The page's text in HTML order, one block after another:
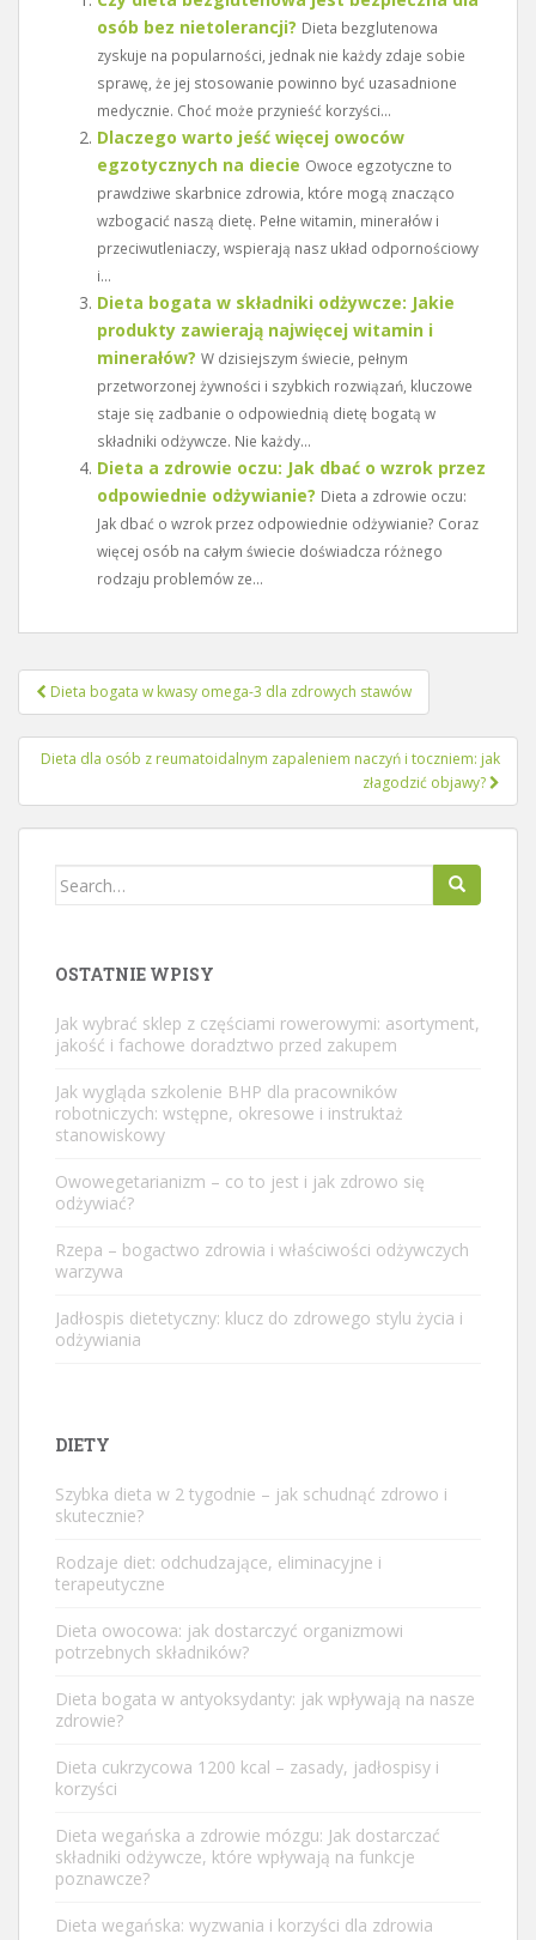
osób bez nietolerancji? Dieta bezglutenowa
zyskuje na popularności, jednak nie każdy zdaje sobie
sprawę, że jej stosowanie powinno być uzasadnione
medycznie. Choć może przynieść korzyści...
Dlaczego warto jeść więcej owoców
egzotycznych na diecie Owoce egzotyczne to
prawdziwe skarbnice zdrowia, które mogą znacząco
wzbogacić naszą dietę. Pełne witamin, minerałów i
przeciwutleniaczy, wspierają nasz układ odpornościowy
i...
Dieta bogata w składniki odżywcze: Jakie
produkty zawierają najwięcej witamin i
minerałów? W dzisiejszym świecie, pełnym
przetworzonej żywności i szybkich rozwiązań, kluczowe
staje się zadbanie o odpowiednią dietę bogatą w
składniki odżywcze. Nie każdy...
Dieta a zdrowie oczu: Jak dbać o wzrok przez
odpowiednie odżywianie? Dieta a zdrowie oczu:
Jak dbać o wzrok przez odpowiednie odżywianie? Coraz
więcej osób na całym świecie doświadcza różnego
rodzaju problemów ze...
Nawigacja
wpisu
Dieta bogata w kwasy omega-3 dla zdrowych stawów
Dieta dla osób z reumatoidalnym zapaleniem naczyń i toczniem: jak
złagodzić objawy?
Search
OSTATNIE WPISY
Jak wybrać sklep z częściami rowerowymi: asortyment,
jakość i fachowe doradztwo przed zakupem
Jak wygląda szkolenie BHP dla pracowników
robotniczych: wstępne, okresowe i instruktaż
stanowiskowy
Owowegetarianizm – co to jest i jak zdrowo się
odżywiać?
Rzepa – bogactwo zdrowia i właściwości odżywczych
warzywa
Jadłospis dietetyczny: klucz do zdrowego stylu życia i
odżywiania
DIETY
Szybka dieta w 2 tygodnie – jak schudnąć zdrowo i
skutecznie?
Rodzaje diet: odchudzające, eliminacyjne i
terapeutyczne
Dieta owocowa: jak dostarczyć organizmowi
potrzebnych składników?
Dieta bogata w antyoksydanty: jak wpływają na nasze
zdrowie?
Dieta cukrzycowa 1200 kcal – zasady, jadłospisy i
korzyści
Dieta wegańska a zdrowie mózgu: Jak dostarczać
składniki odżywcze, które wpływają na funkcje
poznawcze?
Dieta wegańska: wyzwania i korzyści dla zdrowia